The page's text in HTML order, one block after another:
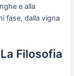
e alla
fase, dalla vigna
Filosofia